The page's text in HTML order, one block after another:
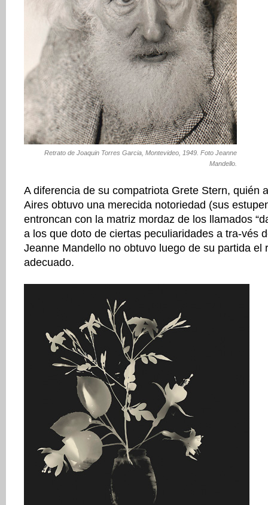
Retrato de Joaquin Torres Garcia, Montevideo, 1949. Foto Jeanne
Mandello.
A diferencia de su compatriota Grete Stern, quién
Aires obtuvo una merecida notoriedad (sus
entroncan con la matriz mordaz de los llamados
a los que doto de ciertas peculiaridades a tra-vés
Jeanne Mandello no obtuvo luego de su partida el
adecuado.